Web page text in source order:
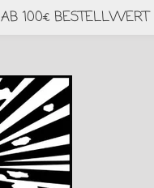
AB 100€ BESTELLWERT